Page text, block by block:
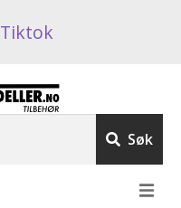
Tiktok
Søk